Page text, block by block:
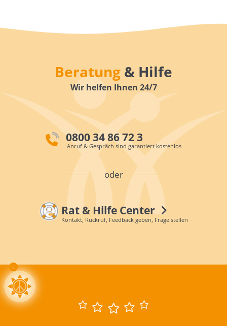
Beratung & Hilfe
Wir helfen Ihnen 24/7
0800 34 86 72 3
Anruf & Gespräch sind garantiert kostenlos
oder
Rat & Hilfe Center
Kontakt, Rückruf, Feedback geben, Frage stellen